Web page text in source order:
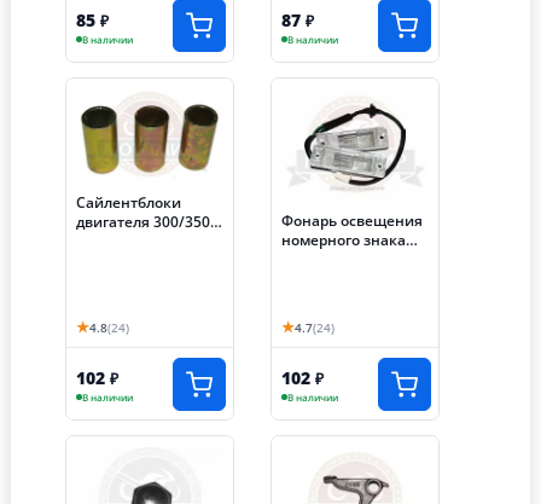
85 ₽
В наличии
87 ₽
В наличии
Сайлентблоки
двигателя 300/350
★4.8(24)
102 ₽
В наличии
Фонарь освещения
номерного знака
★4.7(24)
102 ₽
В наличии